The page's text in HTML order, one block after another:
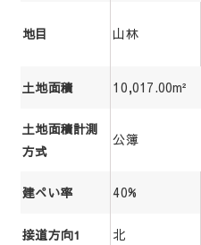
地目 山林
土地面積 10,017.00m²
土地面積計測
方式
公簿
建ぺい率 40%
接道方向1 北